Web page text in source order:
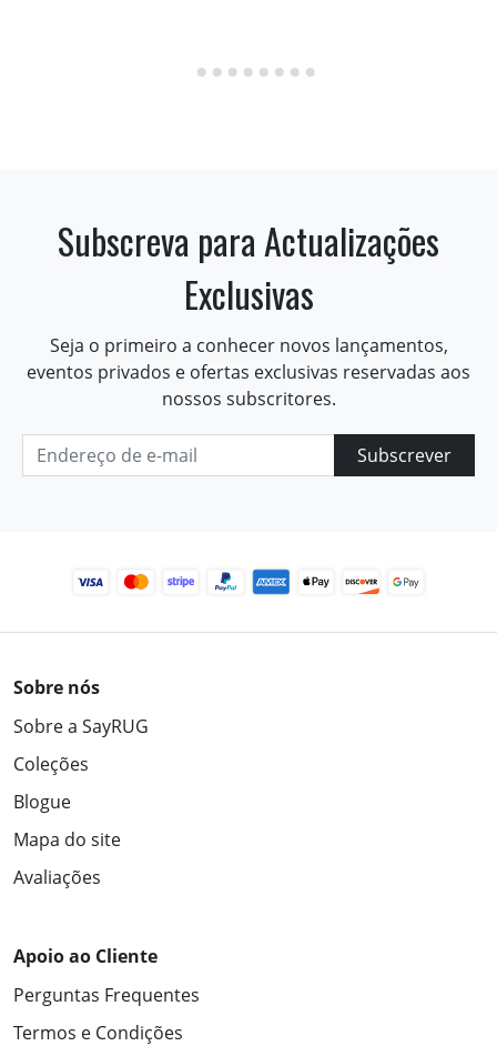
Subscreva para Actualizações
Exclusivas
Seja o primeiro a conhecer novos lançamentos,
eventos privados e ofertas exclusivas reservadas aos
nossos subscritores.
Subscrever
Sobre nós
Sobre a SayRUG
Coleções
Blogue
Mapa do site
Avaliações
Apoio ao Cliente
Perguntas Frequentes
Termos e Condições